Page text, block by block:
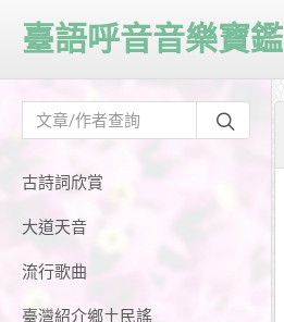
古詩詞欣賞
大道天音
流行歌曲
臺灣紹介鄉土民謠
臺語呼音音樂寶鑑